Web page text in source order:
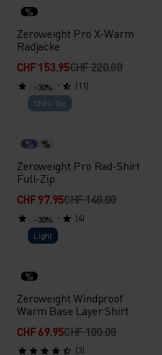
%
Zeroweight Pro X-Warm
Radjacke
CHF 153.95CHF 220.00
(11)
-30%
Chill-Tec
% %
Zeroweight Pro Rad-Shirt
Full-Zip
CHF 97.95CHF 140.00
(4)
-30%
Light
%
Zeroweight Windproof
Warm Base Layer Shirt
CHF 69.95CHF 100.00
(3)